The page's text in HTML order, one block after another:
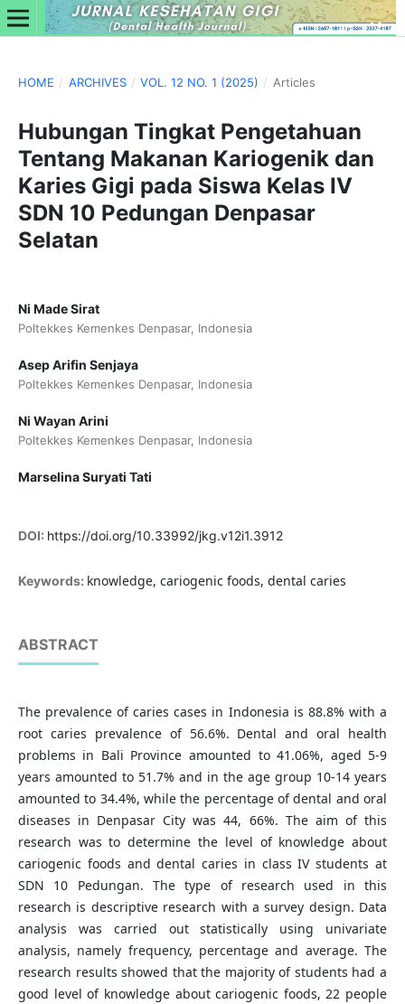
HOME / ARCHIVES / VOL. 12 NO. 1 (2025) / Articles
Hubungan Tingkat Pengetahuan
Tentang Makanan Kariogenik dan
Karies Gigi pada Siswa Kelas IV
SDN 10 Pedungan Denpasar
Selatan
Ni Made Sirat
Poltekkes Kemenkes Denpasar, Indonesia
Asep Arifin Senjaya
Poltekkes Kemenkes Denpasar, Indonesia
Ni Wayan Arini
Poltekkes Kemenkes Denpasar, Indonesia
Marselina Suryati Tati
DOI: https://doi.org/10.33992/jkg.v12i1.3912
Keywords: knowledge, cariogenic foods, dental caries
ABSTRACT
The prevalence of caries cases in Indonesia is 88.8% with a
root caries prevalence of 56.6%. Dental and oral health
problems in Bali Province amounted to 41.06%, aged 5-9
years amounted to 51.7% and in the age group 10-14 years
amounted to 34.4%, while the percentage of dental and oral
diseases in Denpasar City was 44, 66%. The aim of this
research was to determine the level of knowledge about
cariogenic foods and dental caries in class IV students at
SDN 10 Pedungan. The type of research used in this
research is descriptive research with a survey design. Data
analysis was carried out statistically using univariate
analysis, namely frequency, percentage and average. The
research results showed that the majority of students had a
good level of knowledge about cariogenic foods, 22 people